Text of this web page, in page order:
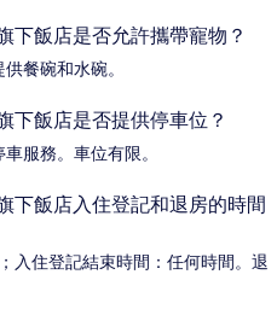
下飯店是否允許攜帶寵物？
餐碗和水碗。
下飯店是否提供停車位？
服務。車位有限。
下飯店入住登記和退房的時間
入住登記結束時間：任何時間。退